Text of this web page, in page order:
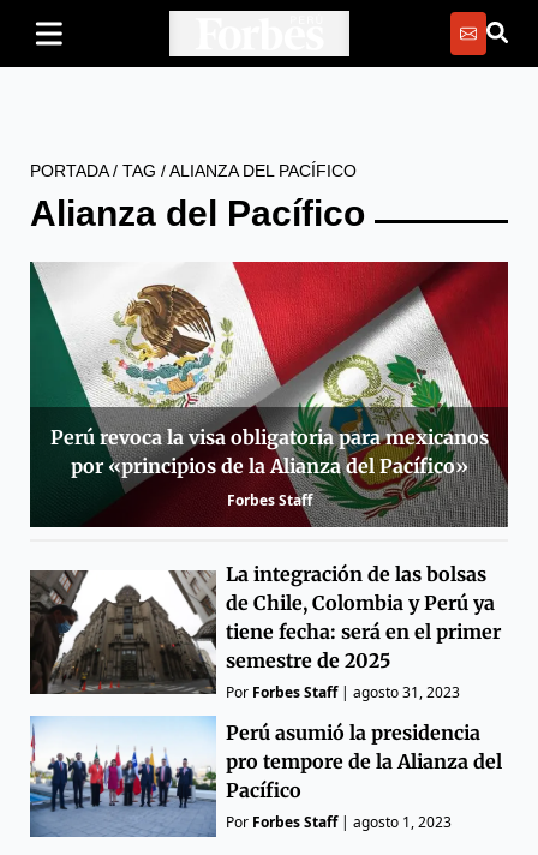
PORTADA/ TAG /ALIANZA DEL PACÍFICO
Alianza del Pacífico
Perú revoca la visa obligatoria para mexicanos
por «principios de la Alianza del Pacífico»
Forbes Staff
La integración de las bolsas
de Chile, Colombia y Perú ya
tiene fecha: será en el primer
semestre de 2025
Por Forbes Staff|agosto 31, 2023
Perú asumió la presidencia
pro tempore de la Alianza del
Pacífico
Por Forbes Staff|agosto 1, 2023